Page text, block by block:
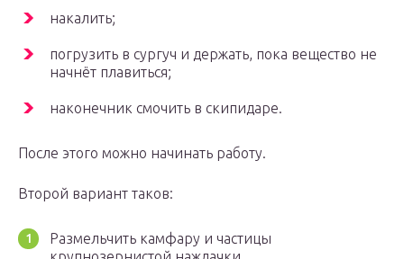
накалить;
погрузить в сургуч и держать, пока вещество не
начнёт плавиться;
наконечник смочить в скипидаре.
После этого можно начинать работу.
Второй вариант таков:
Размельчить камфару и частицы